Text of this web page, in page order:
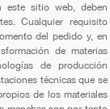
este sitio web, deben
Cualquier requisito
del pedido y, en
de materias
de producción
técnicas que se
de los materiales